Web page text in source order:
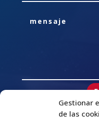
Gestionar
de las